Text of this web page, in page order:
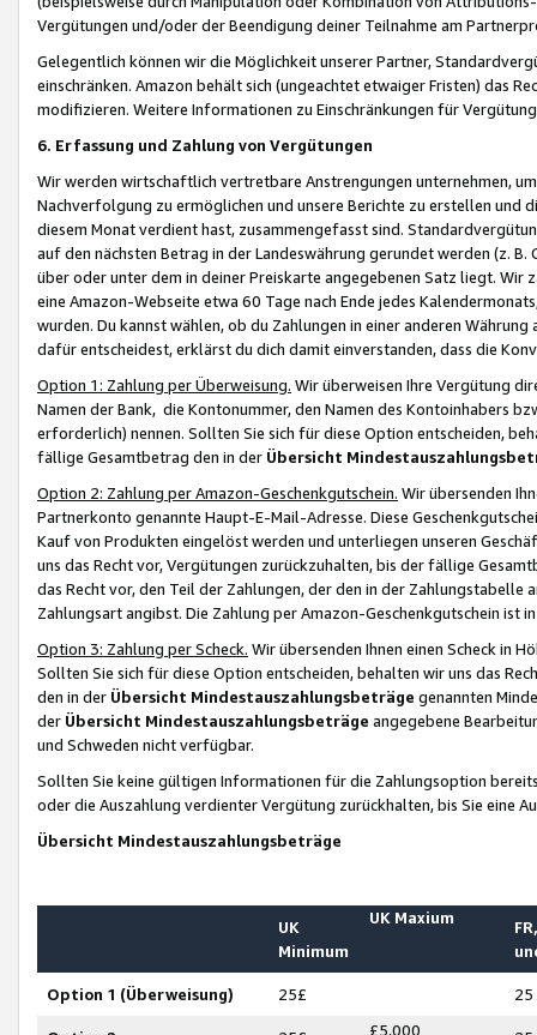
Vergütungen und/oder der Beendigung deiner Teilnahme am
Gelegentlich können wir die Möglichkeit unserer Partner,
einschränken. Amazon behält sich (ungeachtet etwaiger Fristen) das
modifizieren. Weitere Informationen zu Einschränkungen für
6. Erfassung und Zahlung von Vergütungen
Wir werden wirtschaftlich vertretbare Anstrengungen unternehmen,
Nachverfolgung zu ermöglichen und unsere Berichte zu erstellen und
diesem Monat verdient hast, zusammengefasst sind.
auf den nächsten Betrag in der Landeswährung gerundet werden (z.
über oder unter dem in deiner Preiskarte angegebenen Satz liegt.
eine Amazon-Webseite etwa 60 Tage nach Ende jedes
wurden. Du kannst wählen, ob du Zahlungen in einer anderen
dafür entscheidest, erklärst du dich damit einverstanden, dass die
Option 1: Zahlung per Überweisung. Wir überweisen Ihre Vergütung
Namen der Bank, die Kontonummer, den Namen des Kontoinhabers
erforderlich) nennen. Sollten Sie sich für diese Option entscheiden,
fällige Gesamtbetrag den in der Übersicht
Option 2: Zahlung per Amazon-Geschenkgutschein. Wir übersenden
Partnerkonto genannte Haupt-E-Mail-Adresse. Diese
Kauf von Produkten eingelöst werden und unterliegen unseren
uns das Recht vor, Vergütungen zurückzuhalten, bis der fällige
das Recht vor, den Teil der Zahlungen, der den in der
Zahlungsart angibst. Die Zahlung per Amazon-Geschenkgutschein ist
Option 3: Zahlung per Scheck. Wir übersenden Ihnen einen Scheck in
Sollten Sie sich für diese Option entscheiden, behalten wir uns das
den in der Übersicht Mindestauszahlungsbeträge genannten
der Übersicht Mindestauszahlungsbeträge angegebene
und Schweden nicht verfügbar.
Sollten Sie keine gültigen Informationen für die Zahlungsoption
oder die Auszahlung verdienter Vergütung zurückhalten, bis Sie
Übersicht Mindestauszahlungsbeträge
UK
Minimum
UK Maxium
Option 1 (Überweisung) 25£ 25
£5,000